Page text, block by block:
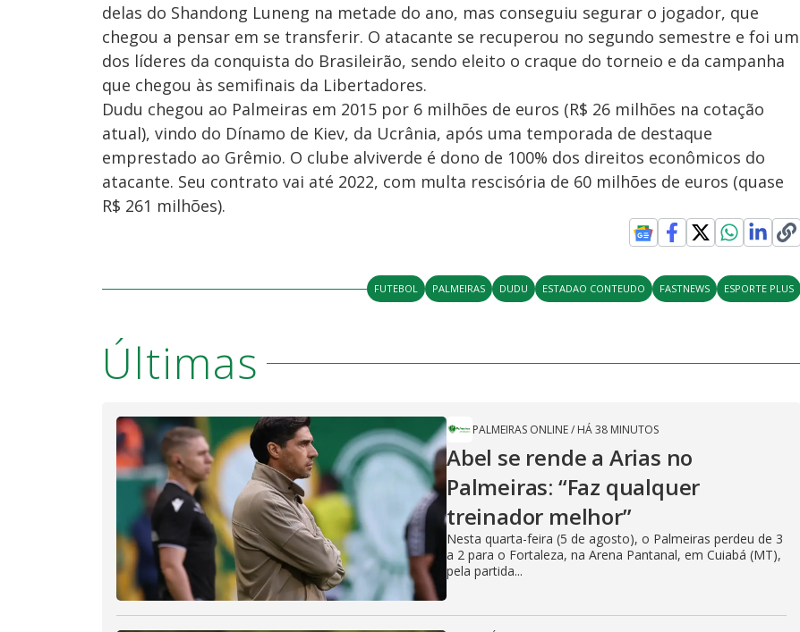
delas do Shandong Luneng na metade do ano, mas conseguiu segurar o jogador, que
chegou a pensar em se transferir. O atacante se recuperou no segundo semestre e foi um
dos líderes da conquista do Brasileirão, sendo eleito o craque do torneio e da campanha
que chegou às semifinais da Libertadores.
Dudu chegou ao Palmeiras em 2015 por 6 milhões de euros (R$ 26 milhões na cotação
atual), vindo do Dínamo de Kiev, da Ucrânia, após uma temporada de destaque
emprestado ao Grêmio. O clube alviverde é dono de 100% dos direitos econômicos do
atacante. Seu contrato vai até 2022, com multa rescisória de 60 milhões de euros (quase
R$ 261 milhões).
FUTEBOL PALMEIRAS DUDU ESTADAO CONTEUDO FASTNEWS ESPORTE PLUS
Últimas
PALMEIRAS ONLINE/ HÁ 38 MINUTOS
Abel se rende a Arias no
Palmeiras: “Faz qualquer
treinador melhor”
Nesta quarta-feira (5 de agosto), o Palmeiras perdeu de 3
a 2 para o Fortaleza, na Arena Pantanal, em Cuiabá (MT),
pela partida...